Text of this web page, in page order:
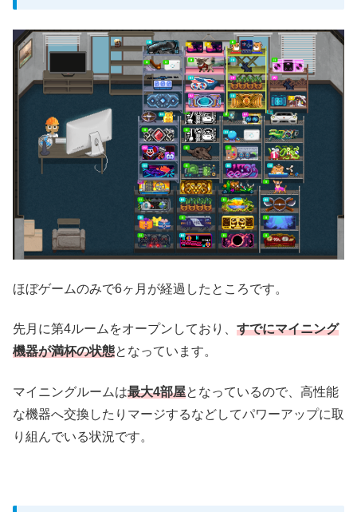
ほぼゲームのみで6ヶ月が経過したところです。
先月に第4ルームをオープンしており、 すでにマイニング
機器が満杯の状態となっています。
マイニングルームは最大4部屋となっているので、高性能
な機器へ交換したりマージするなどしてパワーアップに取
り組んでいる状況です。